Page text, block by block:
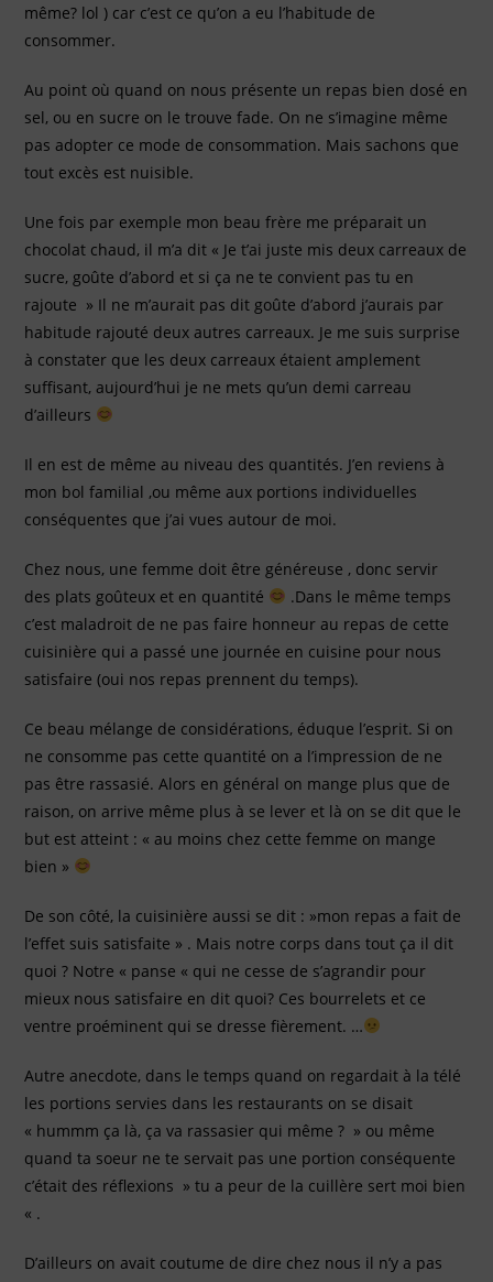
même? lol ) car c’est ce qu’on a eu l’habitude de
consommer.
Au point où quand on nous présente un repas bien dosé en
sel, ou en sucre on le trouve fade. On ne s’imagine même
pas adopter ce mode de consommation. Mais sachons que
tout excès est nuisible.
Une fois par exemple mon beau frère me préparait un
chocolat chaud, il m’a dit « Je t’ai juste mis deux carreaux de
sucre, goûte d’abord et si ça ne te convient pas tu en
rajoute » Il ne m’aurait pas dit goûte d’abord j’aurais par
habitude rajouté deux autres carreaux. Je me suis surprise
à constater que les deux carreaux étaient amplement
suffisant, aujourd’hui je ne mets qu’un demi carreau
d’ailleurs
Il en est de même au niveau des quantités. J’en reviens à
mon bol familial ,ou même aux portions individuelles
conséquentes que j’ai vues autour de moi.
Chez nous, une femme doit être généreuse , donc servir
des plats goûteux et en quantité
.Dans le même temps
c’est maladroit de ne pas faire honneur au repas de cette
cuisinière qui a passé une journée en cuisine pour nous
satisfaire (oui nos repas prennent du temps).
Ce beau mélange de considérations, éduque l’esprit. Si on
ne consomme pas cette quantité on a l’impression de ne
pas être rassasié. Alors en général on mange plus que de
raison, on arrive même plus à se lever et là on se dit que le
but est atteint : « au moins chez cette femme on mange
bien »
De son côté, la cuisinière aussi se dit : »mon repas a fait de
l’effet suis satisfaite » . Mais notre corps dans tout ça il dit
quoi ? Notre « panse « qui ne cesse de s’agrandir pour
mieux nous satisfaire en dit quoi? Ces bourrelets et ce
ventre proéminent qui se dresse fièrement. …
Autre anecdote, dans le temps quand on regardait à la télé
les portions servies dans les restaurants on se disait
« hummm ça là, ça va rassasier qui même ? » ou même
quand ta soeur ne te servait pas une portion conséquente
c’était des réflexions » tu a peur de la cuillère sert moi bien
« .
D’ailleurs on avait coutume de dire chez nous il n’y a pas